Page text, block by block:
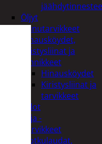
Öljyt
Perävaunutarvikkeet
Hinausköydet,
kiristysliinat ja
kiinnikkeet
Hinausköydet
Kiristysliinat ja
tarvikkeet
Valot
Rengas ja -
vannetarvikkeet
Sähköpotkulaudat,